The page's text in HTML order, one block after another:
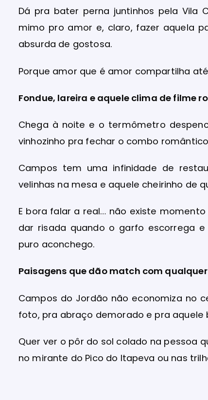
Dá pra bater perna juntinhos pela Vila
mimo pro amor e, claro, fazer aquela
absurda de gostosa.
Porque amor que é amor compartilha
Fondue, lareira e aquele clima de filme
Chega à noite e o termômetro
vinhozinho pra fechar o combo
Campos tem uma infinidade de
velinhas na mesa e aquele cheirinho de
E bora falar a real… não existe
dar risada quando o garfo escorrega
puro aconchego.
Paisagens que dão match com
Campos do Jordão não economiza no
foto, pra abraço demorado e pra aquele
Quer ver o pôr do sol colado na pessoa
no mirante do Pico do Itapeva ou nas